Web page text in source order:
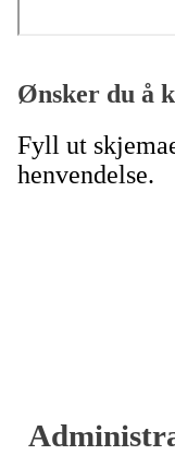
Ønsker du å
Fyll ut
henvendelse.